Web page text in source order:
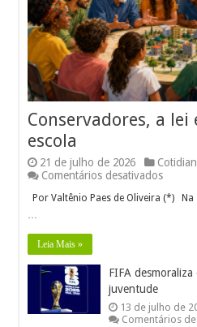
Conservadores, a
escola
21 de julho de 2026
Comentários desativadosem
a
Por Valtênio Paes de Oliveira (*)
…
Leia Mais »
FIFA
juventude
13 de julho de
Comentários